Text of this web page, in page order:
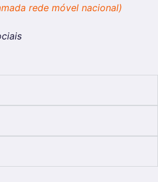
rede móvel nacional)